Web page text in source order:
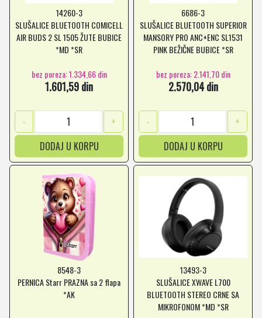
14260-3
SLUŠALICE BLUETOOTH COMICELL
AIR BUDS 2 SL 1505 ŽUTE BUBICE
*MD *SR
bez poreza: 1.334,66 din
1.601,59 din
-
+
DODAJ U KORPU
6686-3
SLUŠALICE BLUETOOTH SUPERIOR
MANSORY PRO ANC+ENC SL1531
PINK BEŽIČNE BUBICE *SR
bez poreza: 2.141,70 din
2.570,04 din
-
+
DODAJ U KORPU
8548-3
PERNICA Starr PRAZNA sa 2 flapa
*AK
13493-3
SLUŠALICE XWAVE L700
BLUETOOTH STEREO CRNE SA
MIKROFONOM *MD *SR